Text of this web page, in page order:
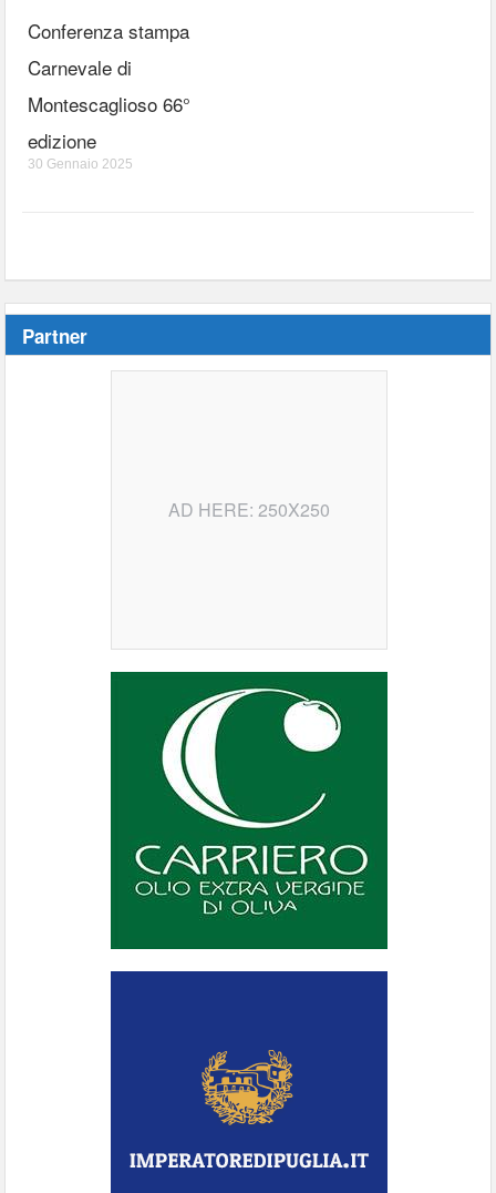
Conferenza stampa
Carnevale di
Montescaglioso 66°
edizione
30 Gennaio 2025
Partner
AD HERE: 250X250